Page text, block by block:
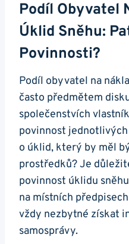
Podíl Obyvatel
Úklid Sněhu:
Povinnosti?
Podíl obyvatel na
často předmětem
společenstvích
povinnost
o úklid, který by měl
prostředků? Je
povinnost úklidu
na místních
vždy nezbytné získat
samosprávy.